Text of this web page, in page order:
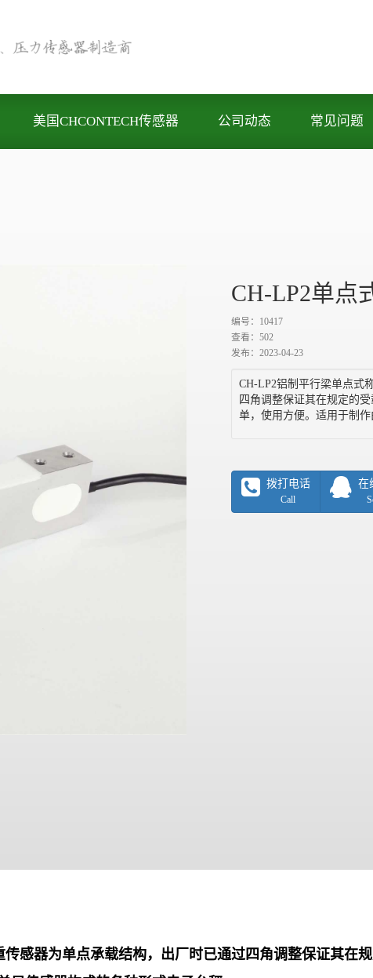
美国CHCONTECH传感器 公司动态 常见问题
CH-LP2单点
编号：10417
查看： 502
发布：2023-04-23
CH-LP2铝制平行梁单点式
四角调整保证其在规定的
单，使用方便。适用于制
拨打电话
Call
在
感器为单点承载结构，出厂时已通过四角调整保证其在